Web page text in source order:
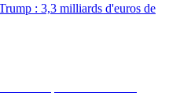
: 3,3 milliards d'euros de